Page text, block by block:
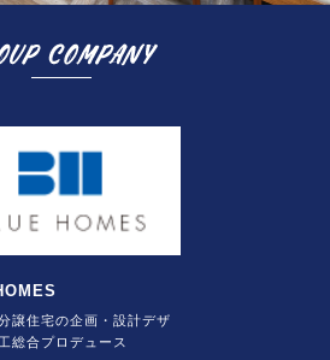
譲住宅の企画・設計デザ
総合プロデュース